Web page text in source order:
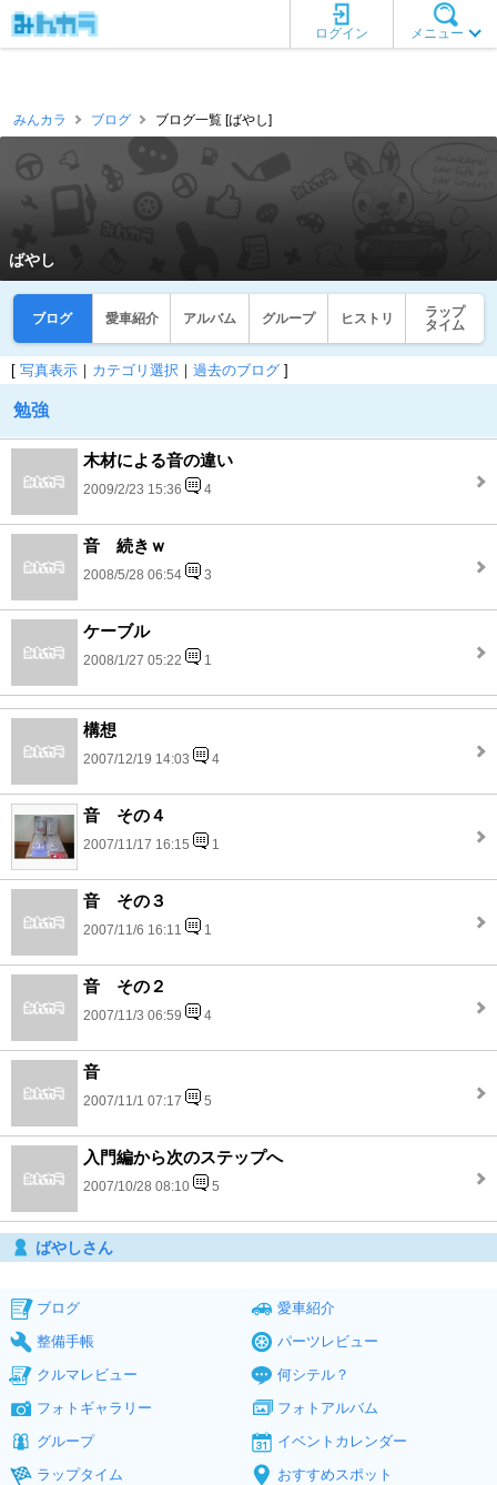
メニュー
ログイン
みんカラ ブログ ブログ一覧 [ばやし]
ばやし
ブログ 愛車紹介 アルバム グループ ヒストリ
ラップ
タイム
[ 写真表示 ｜ カテゴリ選択 ｜ 過去のブログ ]
勉強
木材による音の違い
2009/2/23 15:36 4
音 続きｗ
2008/5/28 06:54 3
ケーブル
2008/1/27 05:22 1
構想
2007/12/19 14:03 4
音 その４
2007/11/17 16:15 1
音 その３
2007/11/6 16:11 1
音 その２
2007/11/3 06:59 4
音
2007/11/1 07:17 5
入門編から次のステップへ
2007/10/28 08:10 5
ばやしさん
ブログ
愛車紹介
整備手帳
パーツレビュー
クルマレビュー
何シテル？
フォトギャラリー
フォトアルバム
グループ
イベントカレンダー
ラップタイム
おすすめスポット